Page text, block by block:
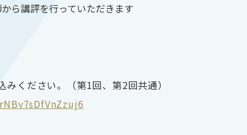
ら講評を行っていただきます
ください。（第1回、第2回共通）